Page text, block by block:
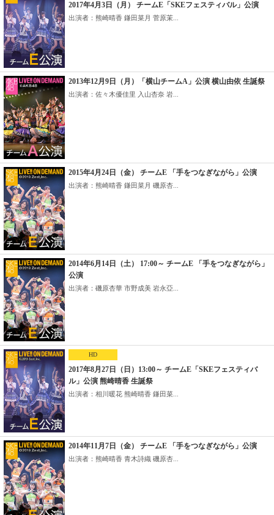
2017年4月3日（月） チームE「SKEフェスティバル」公演
出演者：熊崎晴香 鎌田菜月 菅原茉...
2013年12月9日（月）「横山チームA」公演 横山由依 生誕祭
出演者：佐々木優佳里 入山杏奈 岩...
2015年4月24日（金） チームE 「手をつなぎながら」公演
出演者：熊崎晴香 鎌田菜月 磯原杏...
2014年6月14日（土） 17:00～ チームE 「手をつなぎながら」
公演
出演者：磯原杏華 市野成美 岩永亞...
HD
2017年8月27日（日）13:00～ チームE「SKEフェスティバ
ル」公演 熊崎晴香 生誕祭
出演者：相川暖花 熊崎晴香 鎌田菜...
2014年11月7日（金） チームE 「手をつなぎながら」公演
出演者：熊崎晴香 青木詩織 磯原杏...